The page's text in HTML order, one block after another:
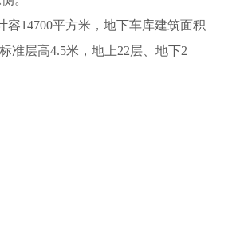
14700平方米，地下车库建筑面积
准层高4.5米，地上22层、地下2